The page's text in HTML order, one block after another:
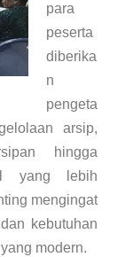
para
peserta
diberika
n
pengeta
arsip,
hingga
yang lebih
mengingat
kebutuhan
modern.